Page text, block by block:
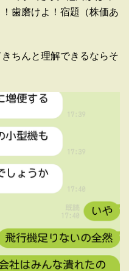
歯磨けよ！宿題（株価あ
ちんと理解できるならそ